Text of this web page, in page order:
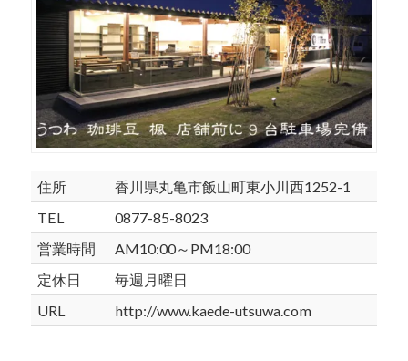
住所
香川県丸亀市飯山町東小川西1252-1
TEL
0877-85-8023
営業時間
AM10:00～PM18:00
定休日
毎週月曜日
URL
http://www.kaede-utsuwa.com